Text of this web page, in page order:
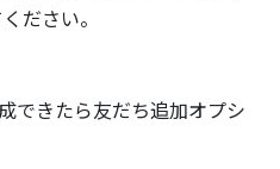
ださい。
できたら友だち追加オプシ